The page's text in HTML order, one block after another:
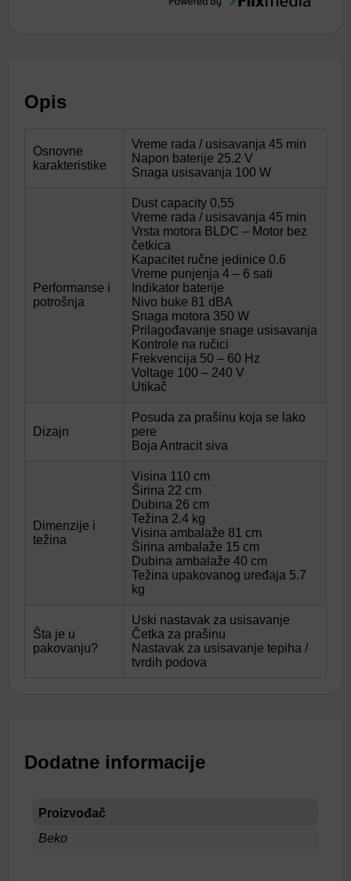
Opis
Osnovne
karakteristike
Vreme rada / usisavanja 45 min
Napon baterije 25.2 V
Snaga usisavanja 100 W
Performanse i
potrošnja
Dust capacity 0,55
Vreme rada / usisavanja 45 min
Vrsta motora BLDC – Motor bez
četkica
Kapacitet ručne jedinice 0.6
Vreme punjenja 4 – 6 sati
Indikator baterije
Nivo buke 81 dBA
Snaga motora 350 W
Prilagođavanje snage usisavanja
Kontrole na ručici
Frekvencija 50 – 60 Hz
Voltage 100 – 240 V
Utikač
Dizajn
Posuda za prašinu koja se lako
pere
Boja Antracit siva
Dimenzije i
težina
Visina 110 cm
Širina 22 cm
Dubina 26 cm
Težina 2.4 kg
Visina ambalaže 81 cm
Širina ambalaže 15 cm
Dubina ambalaže 40 cm
Težina upakovanog uređaja 5.7
kg
Šta je u
pakovanju?
Uski nastavak za usisavanje
Četka za prašinu
Nastavak za usisavanje tepiha /
tvrdih podova
Dodatne informacije
Proizvođač
Beko